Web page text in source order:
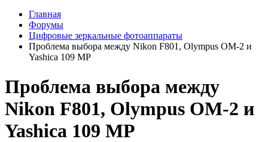
Главная
Форумы
Цифровые зеркальные фотоаппараты
Проблема выбора между Nikon F801, Olympus OM-2 и
Yashica 109 MP
Проблема выбора между
Nikon F801, Olympus OM-2 и
Yashica 109 MP